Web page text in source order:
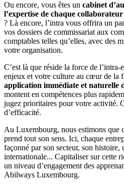
Ou encore, vous êtes un cabinet
l’expertise de chaque
? Là encore, l’intra vous offrira un
vos dossiers de commissariat aux
comptables telles qu’elles, avec des
votre organisation.
C’est là que réside la force de
enjeux et votre culture au cœur de la
application immédiate et naturelle
montent en compétences plus
jugez prioritaires pour votre activité.
d’efficacité.
Au Luxembourg, nous estimons que
prend tout son sens. Ici, chaque
façonné par son secteur, son histoire,
internationale... Capitaliser sur cette
un niveau d’engagement des
Abilways Luxembourg.